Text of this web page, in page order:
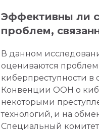
Эффективны ли
проблем,
В данном
оцениваются
киберпреступности
Конвенции ООН о
некоторыми
технологий, и на
Специальный